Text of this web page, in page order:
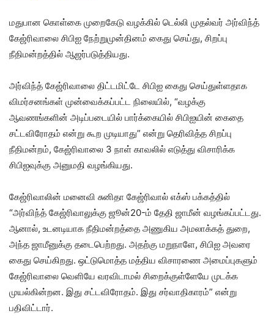
மதுபான கொள்கை முறைகேடு வழக்கில் டெல்லி முதல்வர் அர்விந்த்
கேஜ்ரிவாலை சிபிஐ நேற்றுமுன்தினம் கைது செய்து, சிறப்பு
நீதிமன்றத்தில் ஆஜர்படுத்தியது.
அர்விந்த் கேஜ்ரிவாலை திட்டமிட்டே சிபிஐ கைது செய்துள்ளதாக
விமர்சனங்கள் முன்வைக்கப்பட்ட நிலையில், “வழக்கு
ஆவணங்களின் அடிப்படையில் பார்க்கையில் சிபிஐயின் கைதை
சட்டவிரோதம் என்று கூற முடியாது” என்று தெரிவித்த சிறப்பு
நீதிமன்றம், கேஜ்ரிவாலை 3 நாள் காவலில் எடுத்து விசாரிக்க
சிபிஐவுக்கு அனுமதி வழங்கியது.
கேஜ்ரிவாலின் மனைவி சுனிதா கேஜ்ரிவால் எக்ஸ் பக்கத்தில்
“அர்விந்த் கேஜ்ரிவாலுக்கு ஜூன்20-ம் தேதி ஜாமீன் வழங்கப்பட்டது.
ஆனால், உடனடியாக நீதிமன்றத்தை அணுகிய அமலாக்கத் துறை,
அந்த ஜாமீனுக்கு தடைபெற்றது. அதற்கு மறுநாளே, சிபிஐ அவரை
கைது செய்கிறது. ஒட்டுமொத்த மத்திய விசாரணை அமைப்புகளும்
கேஜ்ரிவாலை வெளியே வரவிடாமல் சிறைக்குள்ளேயே முடக்க
முயல்கின்றன. இது சட்டவிரோதம். இது சர்வாதிகாரம்” என்று
பதிவிட்டார்.